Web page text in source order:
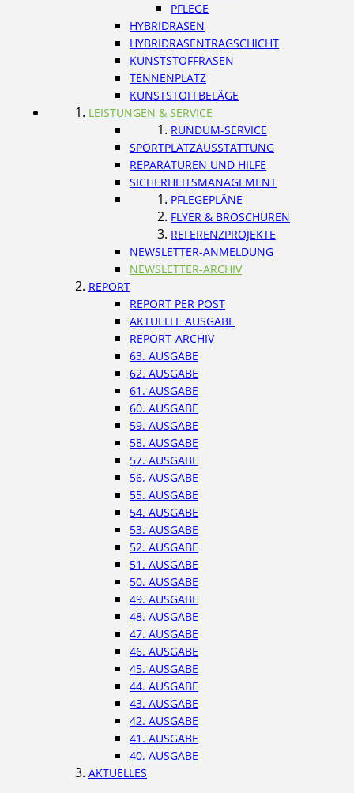
PFLEGE
HYBRIDRASEN
HYBRIDRASENTRAGSCHICHT
KUNSTSTOFFRASEN
TENNENPLATZ
KUNSTSTOFFBELÄGE
LEISTUNGEN & SERVICE
RUNDUM-SERVICE
SPORTPLATZAUSSTATTUNG
REPARATUREN UND HILFE
SICHERHEITSMANAGEMENT
PFLEGEPLÄNE
FLYER & BROSCHÜREN
REFERENZPROJEKTE
NEWSLETTER-ANMELDUNG
NEWSLETTER-ARCHIV
REPORT
REPORT PER POST
AKTUELLE AUSGABE
REPORT-ARCHIV
63. AUSGABE
62. AUSGABE
61. AUSGABE
60. AUSGABE
59. AUSGABE
58. AUSGABE
57. AUSGABE
56. AUSGABE
55. AUSGABE
54. AUSGABE
53. AUSGABE
52. AUSGABE
51. AUSGABE
50. AUSGABE
49. AUSGABE
48. AUSGABE
47. AUSGABE
46. AUSGABE
45. AUSGABE
44. AUSGABE
43. AUSGABE
42. AUSGABE
41. AUSGABE
40. AUSGABE
AKTUELLES